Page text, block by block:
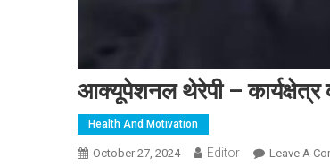
आक्यूपेशनल थेरेपी – कार्यक्षेत्र
Health And Motivation
October 27, 2024 Editor Leave A